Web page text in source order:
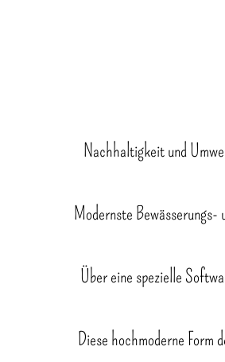
Nachhaltigkeit und
Modernste Bewässerungs-
Über eine spezielle
Diese hochmoderne Form